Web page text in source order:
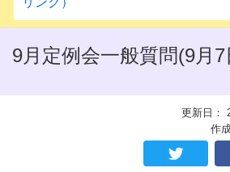
9月定例会一般質問(9月7
更新日：
作成